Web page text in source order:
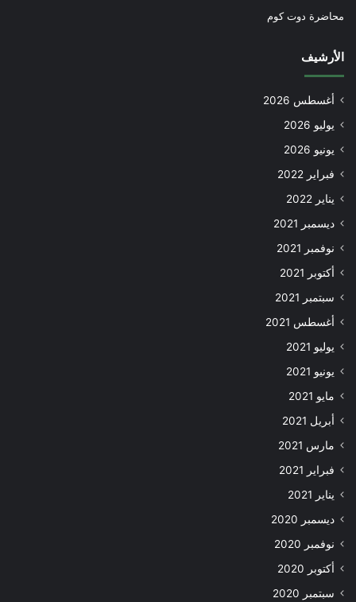
محاضرة دوت كوم
الأرشيف
أغسطس 2026
يوليو 2026
يونيو 2026
فبراير 2022
يناير 2022
ديسمبر 2021
نوفمبر 2021
أكتوبر 2021
سبتمبر 2021
أغسطس 2021
يوليو 2021
يونيو 2021
مايو 2021
أبريل 2021
مارس 2021
فبراير 2021
يناير 2021
ديسمبر 2020
نوفمبر 2020
أكتوبر 2020
سبتمبر 2020